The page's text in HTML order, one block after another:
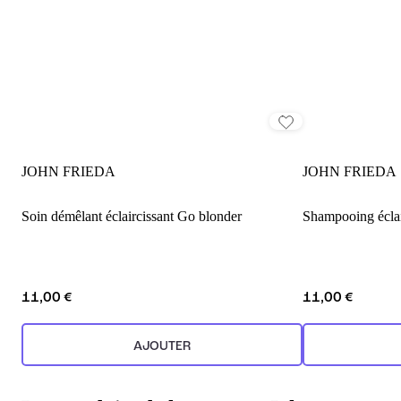
JOHN FRIEDA
Soin démêlant éclaircissant Go blonder
11,00 €
AJOUTER
JOHN FRIEDA
Shampooing
11,00 €